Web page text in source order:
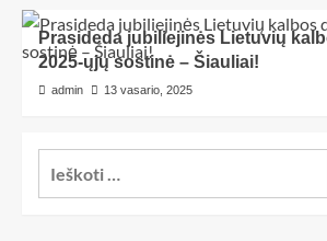
Prasideda jubiliejinės Lietuvių
2025-ųjų sostinė – Šiauliai!
admin 13 vasario, 2025